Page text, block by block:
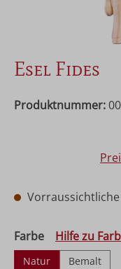
Esel Fides
Produktnummer:
Farbeauswählen
Hilfe zu
Natur Bemalt